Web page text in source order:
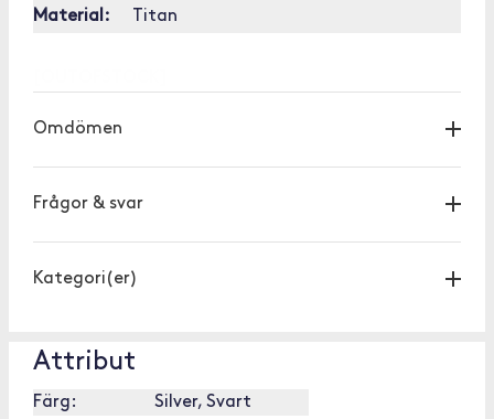
Material: Titan
Omdömen
Frågor & svar
Kategori(er)
Attribut
Färg:
Silver, Svart